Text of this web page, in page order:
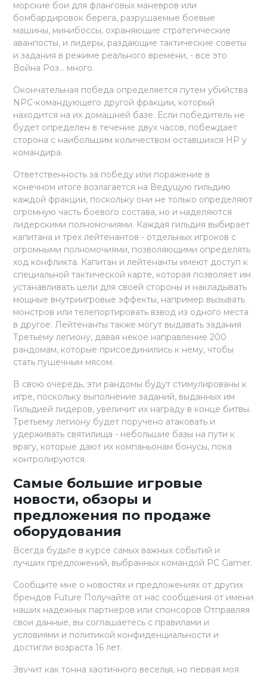
морские бои для фланговых маневров или
бомбардировок берега, разрушаемые боевые
машины, минибоссы, охраняющие стратегические
аванпосты, и лидеры, раздающие тактические советы
и задания в режиме реального времени, - все это
Война Роз... много.
Окончательная победа определяется путем убийства
NPC-командующего другой фракции, который
находится на их домашней базе. Если победитель не
будет определен в течение двух часов, побеждает
сторона с наибольшим количеством оставшихся HP у
командира.
Ответственность за победу или поражение в
конечном итоге возлагается на Ведущую гильдию
каждой фракции, поскольку они не только определяют
огромную часть боевого состава, но и наделяются
лидерскими полномочиями. Каждая гильдия выбирает
капитана и трех лейтенантов - отдельных игроков с
огромными полномочиями, позволяющими определять
ход конфликта. Капитан и лейтенанты имеют доступ к
специальной тактической карте, которая позволяет им
устанавливать цели для своей стороны и накладывать
мощные внутриигровые эффекты, например вызывать
монстров или телепортировать взвод из одного места
в другое. Лейтенанты также могут выдавать задания
Третьему легиону, давая некое направление 200
рандомам, которые присоединились к нему, чтобы
стать пушечным мясом.
В свою очередь, эти рандомы будут стимулированы к
игре, поскольку выполнение заданий, выданных им
Гильдией лидеров, увеличит их награду в конце битвы.
Третьему легиону будет поручено атаковать и
удерживать святилища - небольшие базы на пути к
врагу, которые дают их компаньонам бонусы, пока
контролируются.
Самые большие игровые
новости, обзоры и
предложения по продаже
оборудования
Всегда будьте в курсе самых важных событий и
лучших предложений, выбранных командой PC Gamer.
Сообщите мне о новостях и предложениях от других
брендов Future Получайте от нас сообщения от имени
наших надежных партнеров или спонсоров Отправляя
свои данные, вы соглашаетесь с правилами и
условиями и политикой конфиденциальности и
достигли возраста 16 лет.
Звучит как тонна хаотичного веселья, но первая моя